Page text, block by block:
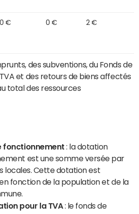
0 € 0 € 2 €
des subventions, du Fonds de
et des retours de biens affectés
total des ressources
fonctionnement : la dotation
est une somme versée par
locales. Cette dotation est
fonction de la population et de la
pour la TVA: le fonds de